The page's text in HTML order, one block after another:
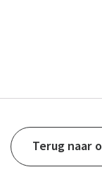
Terug naar